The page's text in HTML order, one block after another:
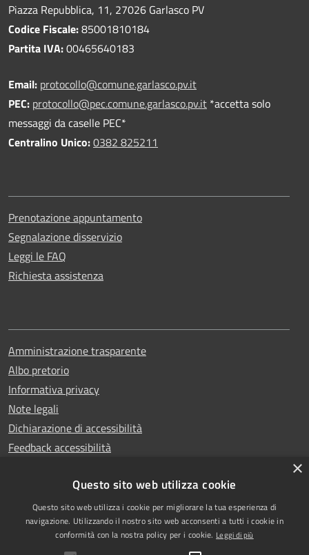
Piazza Repubblica, 11, 27026 Garlasco PV
Codice Fiscale:85001810184
Partita IVA:00465640183
Email: protocollo@comune.garlasco.pv.it
PEC: protocollo@pec.comune.garlasco.pv.it *accetta solo
messaggi da caselle PEC*
Centralino Unico:0382 825211
Prenotazione appuntamento
Segnalazione disservizio
Leggi le FAQ
Richiesta assistenza
Amministrazione trasparente
Albo pretorio
Informativa privacy
Note legali
Dichiarazione di accessibilità
Feedback accessibilità
RSS
Accessibilità
Copyright © 2025
Comune di Garlasco
×
Questo sito web utilizza cookie
Questo sito web utilizza i cookie per migliorare la tua esperienza di
navigazione. Utilizzando il nostro sito web acconsenti a tutti i cookie in
conformità con la nostra policy per i cookie. Leggi di più